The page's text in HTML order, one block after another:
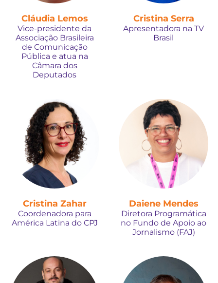
Cláudia Lemos
Vice-presidente da
Associação Brasileira
de Comunicação
Pública e atua na
Câmara dos
Deputados
Cristina Serra
Apresentadora na TV
Brasil
Cristina Zahar
Coordenadora para
América Latina do CPJ
Daiene Mendes
Diretora Programática
no Fundo de Apoio ao
Jornalismo (FAJ)